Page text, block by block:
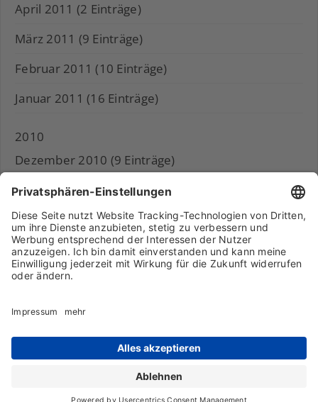
April 2011 (2 Einträge)
März 2011 (9 Einträge)
Februar 2011 (10 Einträge)
Januar 2011 (16 Einträge)
2010
Dezember 2010 (9 Einträge)
November 2010 (11 Einträge)
Markenpartner